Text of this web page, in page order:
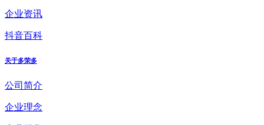
企业资讯
抖音百科
关于多荣多
公司简介
企业理念